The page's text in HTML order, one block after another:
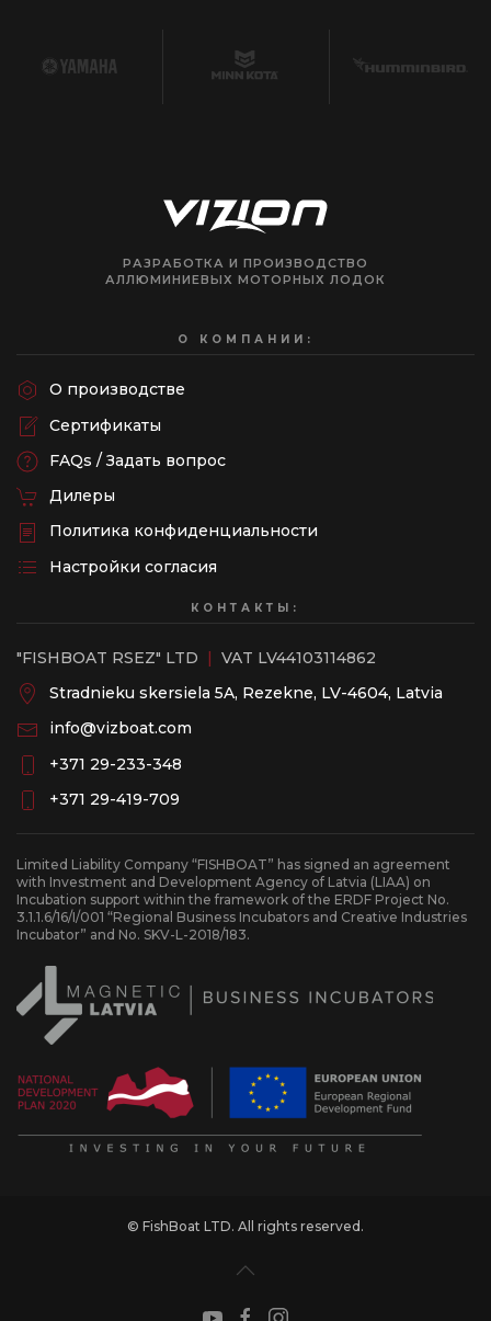
РАЗРАБОТКА И ПРОИЗВОДСТВО
АЛЛЮМИНИЕВЫХ МОТОРНЫХ ЛОДОК
О КОМПАНИИ:
О производстве
Сертификаты
FAQs / Задать вопрос
Дилеры
Политика конфиденциальности
Настройки согласия
КОНТАКТЫ:
"FISHBOAT RSEZ" LTD | VAT LV44103114862
Stradnieku skersiela 5A, Rezekne, LV-4604, Latvia
info@vizboat.com
‭+371 29-233-348
‭+371 29-419-709
Limited Liability Company “FISHBOAT” has signed an agreement
with Investment and Development Agency of Latvia (LIAA) on
Incubation support within the framework of the ERDF Project No.
3.1.1.6/16/I/001 “Regional Business Incubators and Creative Industries
Incubator” and No. SKV-L-2018/183.
© FishBoat LTD. All rights reserved.